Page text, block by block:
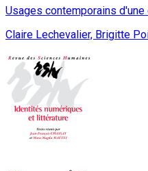
Usages contemporains d'une
Claire Lechevalier, Brigitte